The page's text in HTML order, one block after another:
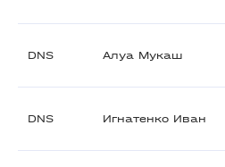
DNS Алуа Мукаш
DNS Игнатенко Иван